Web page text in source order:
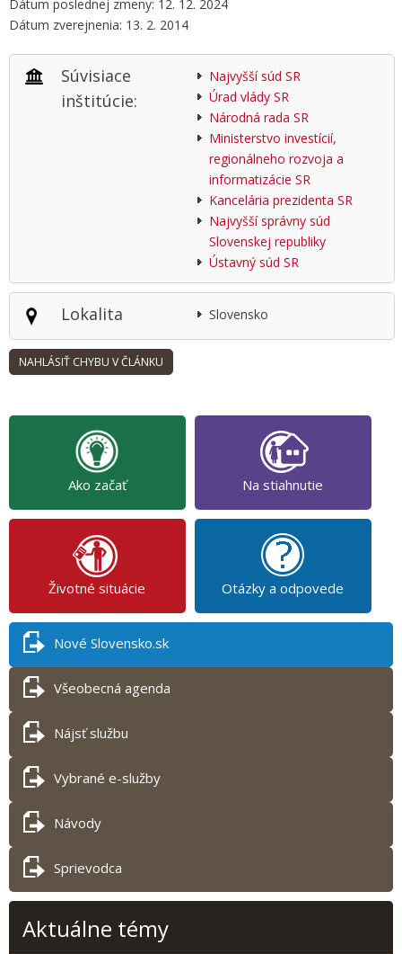
Dátum poslednej zmeny: 12. 12. 2024
Dátum zverejnenia: 13. 2. 2014
Súvisiace
inštitúcie:
Najvyšší súd SR
Úrad vlády SR
Národná rada SR
Ministerstvo investícií,
regionálneho rozvoja a
informatizácie SR
Kancelária prezidenta SR
Najvyšší správny súd
Slovenskej republiky
Ústavný súd SR
Lokalita Slovensko
Ako začať Na stiahnutie
Životné situácie Otázky a odpovede
Nové Slovensko.sk
Všeobecná agenda
Nájsť službu
Vybrané e-služby
Návody
Sprievodca
Aktuálne témy